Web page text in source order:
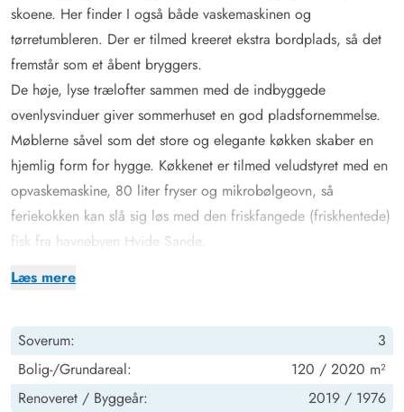
Læs mere
skoene. Her finder I også både vaskemaskinen og
tørretumbleren. Der er tilmed kreeret ekstra bordplads, så det
fremstår som et åbent bryggers.
De høje, lyse trælofter sammen med de indbyggede
ovenlysvinduer giver sommerhuset en god pladsfornemmelse.
Møblerne såvel som det store og elegante køkken skaber en
hjemlig form for hygge. Køkkenet er tilmed veludstyret med en
opvaskemaskine, 80 liter fryser og mikrobølgeovn, så
feriekokken kan slå sig løs med den friskfangede (friskhentede)
fisk fra havnebyen Hvide Sande.
Separat aktivitetsrum med poolbord, bordtennis og
feriehus et 25 kvadratmeter stort anneks, hvor der er blevet
lavet et aktivitetsrum. Et sandt paradis for de
konkurrencemindede i familien. Her kan I prøve kræfter med
Soverum:
3
Bolig-/Grundareal:
120 / 2020 m²
Renoveret / Byggeår: 2019 / 1976